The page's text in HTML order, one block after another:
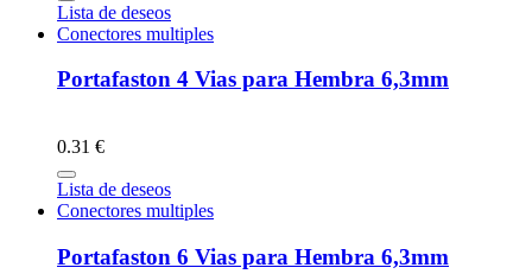
Lista de deseos
Conectores multiples
Portafaston 4 Vias para Hembra 6,3mm
0.31 €
Lista de deseos
Conectores multiples
Portafaston 6 Vias para Hembra 6,3mm